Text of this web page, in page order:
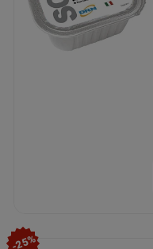
-25%